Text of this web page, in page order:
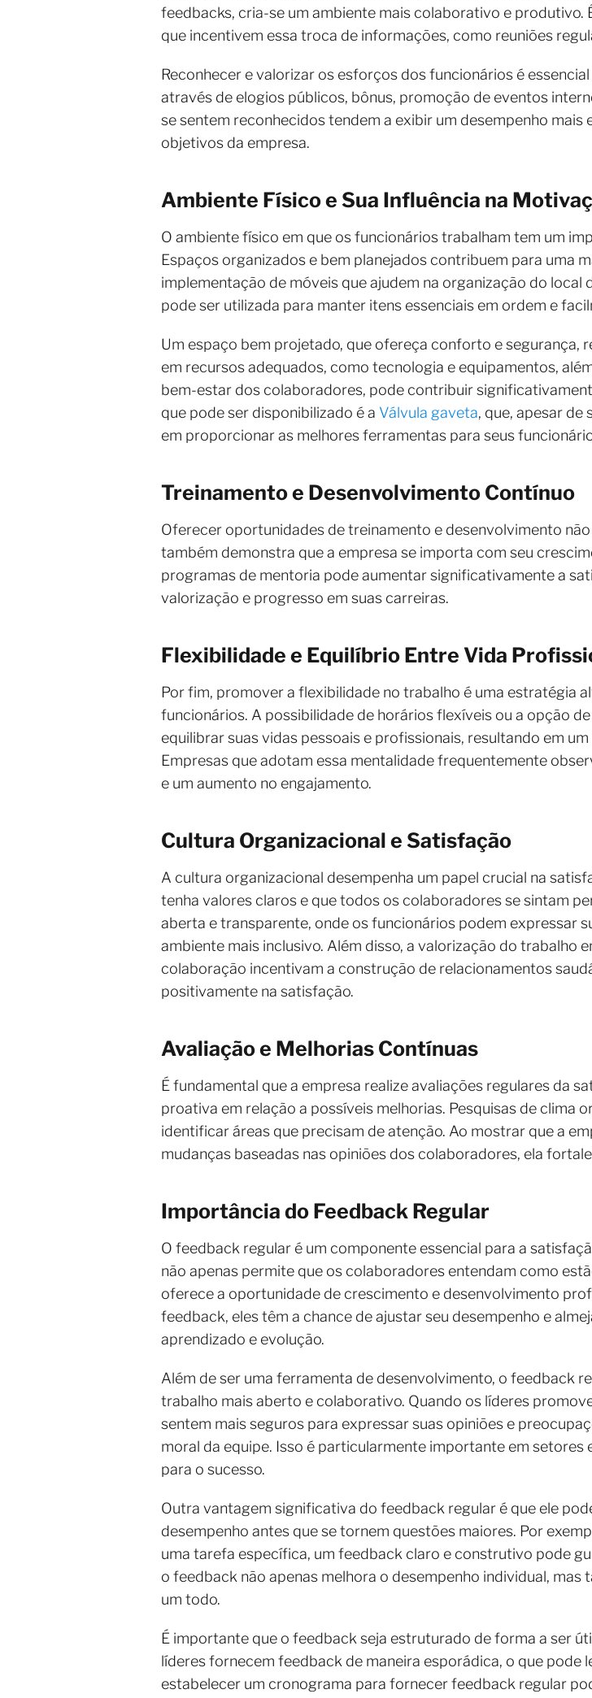
feedbacks, cria-se um ambiente mais colaborativo e
que incentivem essa troca de informações, como reuniões
Reconhecer e valorizar os esforços dos funcionários é
através de elogios públicos, bônus, promoção de eventos
se sentem reconhecidos tendem a exibir um desempenho
objetivos da empresa.
Ambiente Físico e Sua Influência na
O ambiente físico em que os funcionários trabalham tem um
Espaços organizados e bem planejados contribuem para uma
implementação de móveis que ajudem na organização do local
pode ser utilizada para manter itens essenciais em ordem e
Um espaço bem projetado, que ofereça conforto e segurança,
em recursos adequados, como tecnologia e equipamentos,
bem-estar dos colaboradores, pode contribuir
que pode ser disponibilizado é a Válvula gaveta, que, apesar de
em proporcionar as melhores ferramentas para seus
Treinamento e Desenvolvimento Contínuo
Oferecer oportunidades de treinamento e desenvolvimento
também demonstra que a empresa se importa com seu
programas de mentoria pode aumentar significativamente a
valorização e progresso em suas carreiras.
Flexibilidade e Equilíbrio Entre Vida
Por fim, promover a flexibilidade no trabalho é uma estratégia
funcionários. A possibilidade de horários flexíveis ou a opção
equilibrar suas vidas pessoais e profissionais, resultando em
Empresas que adotam essa mentalidade frequentemente
e um aumento no engajamento.
Cultura Organizacional e Satisfação
A cultura organizacional desempenha um papel crucial na
tenha valores claros e que todos os colaboradores se sintam
aberta e transparente, onde os funcionários podem expressar
ambiente mais inclusivo. Além disso, a valorização do trabalho
colaboração incentivam a construção de relacionamentos
positivamente na satisfação.
Avaliação e Melhorias Contínuas
É fundamental que a empresa realize avaliações regulares da
proativa em relação a possíveis melhorias. Pesquisas de clima
identificar áreas que precisam de atenção. Ao mostrar que a
mudanças baseadas nas opiniões dos colaboradores, ela
Importância do Feedback Regular
O feedback regular é um componente essencial para a
não apenas permite que os colaboradores entendam como
oferece a oportunidade de crescimento e desenvolvimento
feedback, eles têm a chance de ajustar seu desempenho e
aprendizado e evolução.
Além de ser uma ferramenta de desenvolvimento, o feedback
trabalho mais aberto e colaborativo. Quando os líderes
sentem mais seguros para expressar suas opiniões e
moral da equipe. Isso é particularmente importante em setores
para o sucesso.
Outra vantagem significativa do feedback regular é que ele
desempenho antes que se tornem questões maiores. Por
uma tarefa específica, um feedback claro e construtivo pode
o feedback não apenas melhora o desempenho individual,
um todo.
É importante que o feedback seja estruturado de forma a ser
líderes fornecem feedback de maneira esporádica, o que
estabelecer um cronograma para fornecer feedback regular